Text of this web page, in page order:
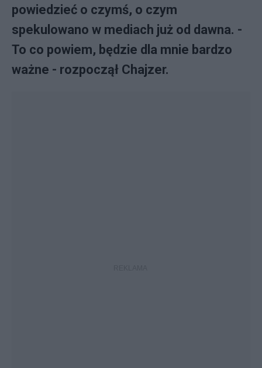
powiedzieć o czymś, o czym
spekulowano w mediach już od dawna. -
To co powiem, będzie dla mnie bardzo
ważne - rozpoczął Chajzer.